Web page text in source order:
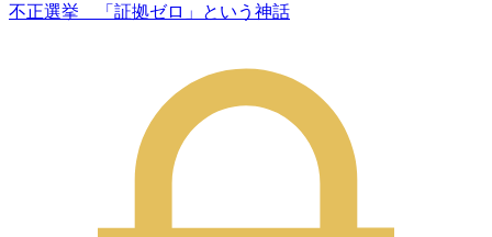
不正選挙 「証拠ゼロ」という神話